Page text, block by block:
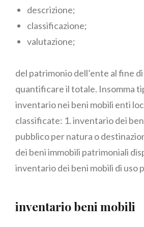
descrizione;
classificazione;
valutazione;
del patrimonio dell’ente al fine
quantificare il totale. Insomma
inventario nei beni mobili enti
classificate: 1. inventario dei
pubblico per natura o
dei beni immobili patrimoniali
inventario dei beni mobili di uso
inventario beni mobili